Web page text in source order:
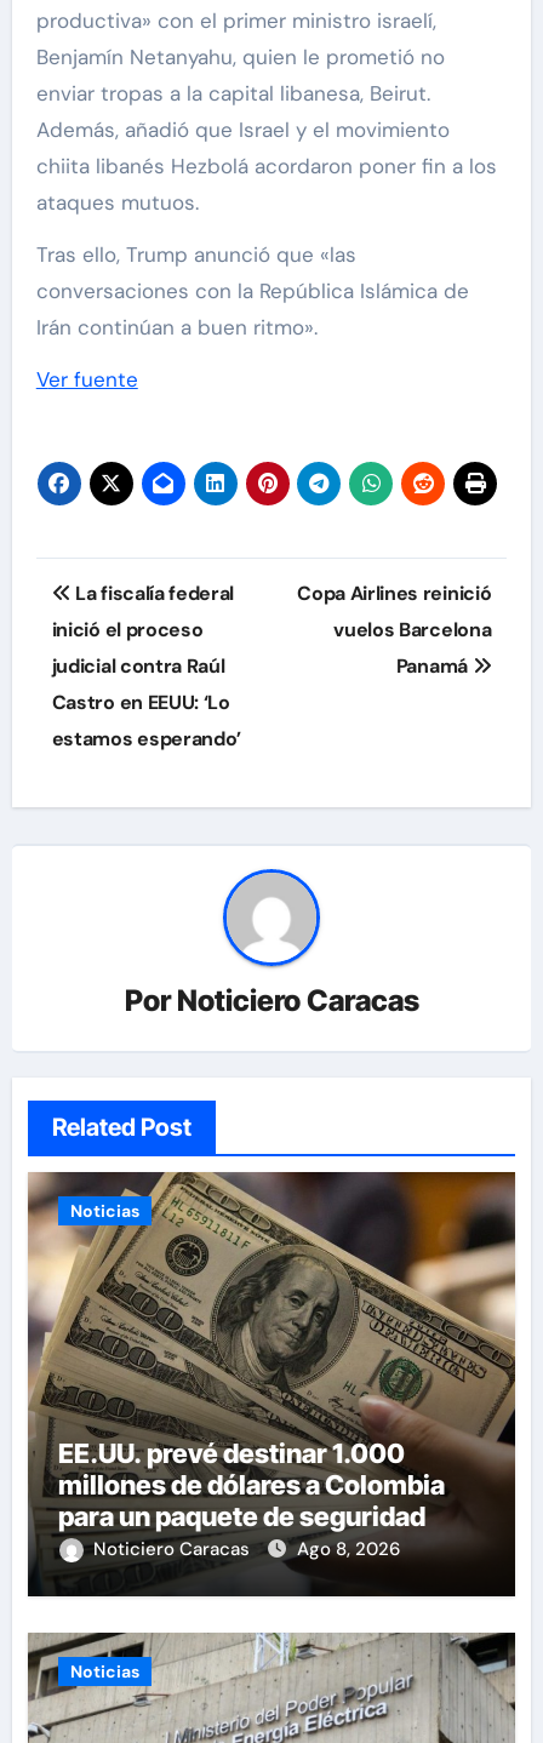
productiva» con el primer ministro israelí,
Benjamín Netanyahu, quien le prometió no
enviar tropas a la capital libanesa, Beirut.
Además, añadió que Israel y el movimiento
chiita libanés Hezbolá acordaron poner fin a los
ataques mutuos.
Tras ello, Trump anunció que «las
conversaciones con la República Islámica de
Irán continúan a buen ritmo».
Ver fuente
Navegación
de
entradas
La fiscalía federal
inició el proceso
judicial contra Raúl
Castro en EEUU: ‘Lo
estamos esperando’
Copa Airlines reinició
vuelos Barcelona
Panamá
PorNoticiero Caracas
Related Post
Noticias
EE.UU. prevé destinar 1.000
millones de dólares a Colombia
para un paquete de seguridad
Noticiero Caracas Ago 8, 2026
Noticias